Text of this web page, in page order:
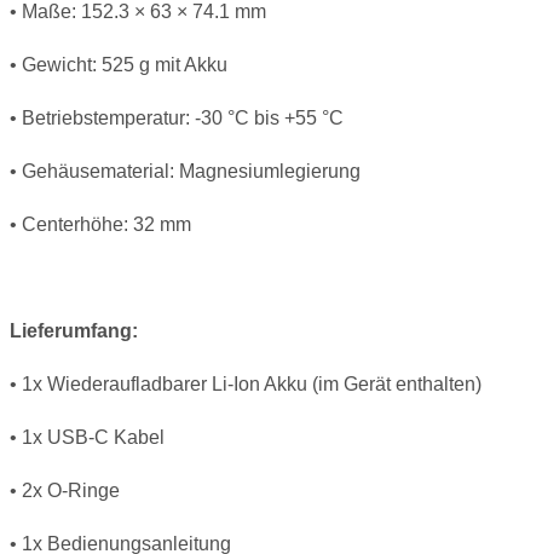
• Maße: 152.3 × 63 × 74.1 mm
• Gewicht: 525 g mit Akku
• Betriebstemperatur: -30 °C bis +55 °C
• Gehäusematerial: Magnesiumlegierung
• Centerhöhe: 32 mm
Lieferumfang:
• 1x Wiederaufladbarer Li-Ion Akku (im Gerät enthalten)
• 1x USB-C Kabel
• 2x O-Ringe
• 1x Bedienungsanleitung